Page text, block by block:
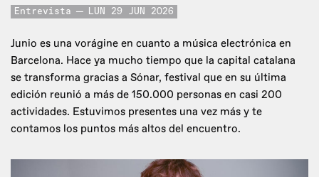
Entrevista LUN 29 JUN 2026
Junio es una vorágine en cuanto a música electrónica en
Barcelona. Hace ya mucho tiempo que la capital catalana
se transforma gracias a Sónar, festival que en su última
edición reunió a más de 150.000 personas en casi 200
actividades. Estuvimos presentes una vez más y te
contamos los puntos más altos del encuentro.